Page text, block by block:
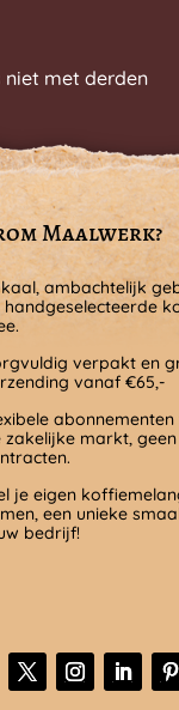
niet met derden
Maalwerk?
ambachtelijk
handgeselecteerde
verpakt en
vanaf €65,-
zakelijke markt,
je eigen
een unieke
bedrijf!